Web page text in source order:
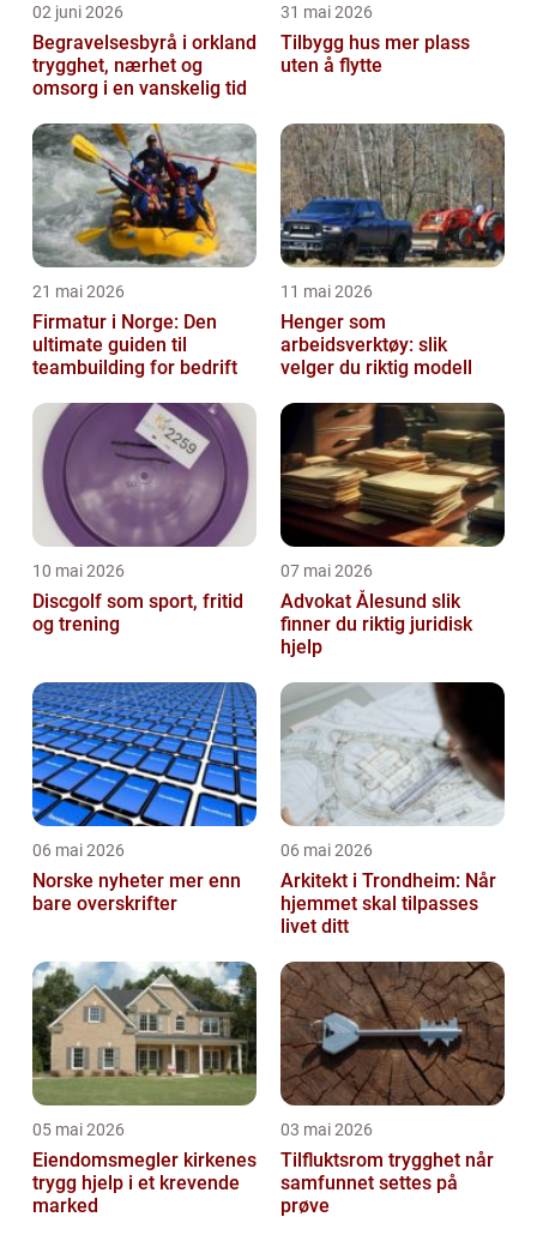
02 juni 2026
Begravelsesbyrå i orkland
trygghet, nærhet og
omsorg i en vanskelig tid
31 mai 2026
Tilbygg hus mer plass
uten å flytte
21 mai 2026
Firmatur i Norge: Den
ultimate guiden til
teambuilding for bedrift
11 mai 2026
Henger som
arbeidsverktøy: slik
velger du riktig modell
10 mai 2026
Discgolf som sport, fritid
og trening
07 mai 2026
Advokat Ålesund slik
finner du riktig juridisk
hjelp
06 mai 2026
Norske nyheter mer enn
bare overskrifter
06 mai 2026
Arkitekt i Trondheim: Når
hjemmet skal tilpasses
livet ditt
05 mai 2026
Eiendomsmegler kirkenes
trygg hjelp i et krevende
marked
03 mai 2026
Tilfluktsrom trygghet når
samfunnet settes på
prøve